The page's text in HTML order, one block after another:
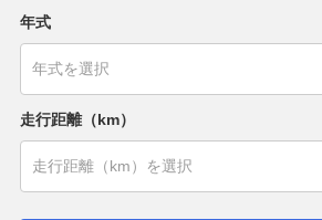
年式
走行距離（km）